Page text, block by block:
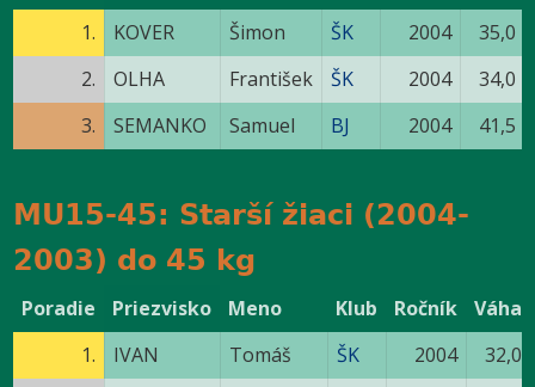
1.
KOVER Šimon ŠK 2004
35,0
2.
OLHA František ŠK 2004
34,0
3.
SEMANKO Samuel BJ 2004 41,5
MU15-45: Starší žiaci (2004-
2003) do 45 kg
Poradie Priezvisko Meno Klub Ročník
Váha
1.
IVAN Tomáš ŠK 2004
32,0